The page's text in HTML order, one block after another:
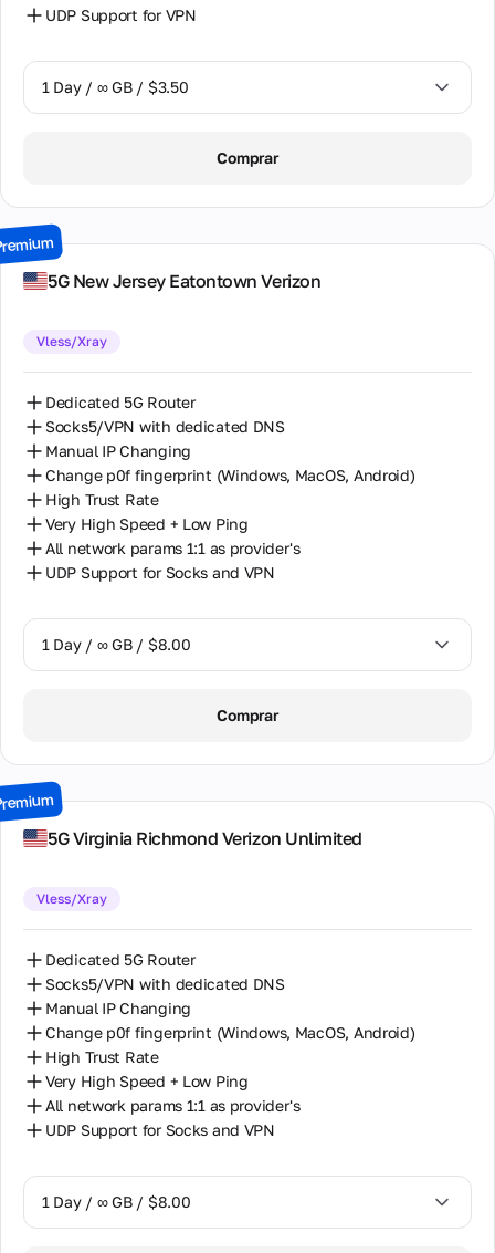
UDP Support for VPN
1 Day / ∞ GB / $3.50
15 Days / ∞ GB / $30.00
Comprar
5G New Jersey Eatontown Verizon
Vless/Xray
Dedicated 5G Router
Socks5/VPN with dedicated DNS
Manual IP Changing
Change p0f fingerprint (Windows, MacOS, Android)
High Trust Rate
Very High Speed + Low Ping
All network params 1:1 as provider's
UDP Support for Socks and VPN
1 Day / ∞ GB / $8.00
3 Days / ∞ GB / $21.00
30 Days / ∞ GB / $162.00
Comprar
5G Virginia Richmond Verizon Unlimited
Vless/Xray
Dedicated 5G Router
Socks5/VPN with dedicated DNS
Manual IP Changing
Change p0f fingerprint (Windows, MacOS, Android)
High Trust Rate
Very High Speed + Low Ping
All network params 1:1 as provider's
UDP Support for Socks and VPN
1 Day / ∞ GB / $8.00